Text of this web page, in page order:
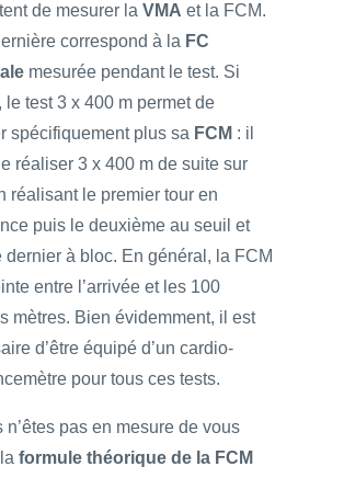
de mesurer la VMA et la FCM.
correspond à la FC
mesurée pendant le test. Si
le test 3 x 400 m permet de
spécifiquement plus sa FCM : il
réaliser 3 x 400 m de suite sur
réalisant le premier tour en
puis le deuxième au seuil et
dernier à bloc. En général, la FCM
entre l’arrivée et les 100
mètres. Bien évidemment, il est
d’être équipé d’un cardio-
pour tous ces tests.
n’êtes pas en mesure de vous
formule théorique de la FCM